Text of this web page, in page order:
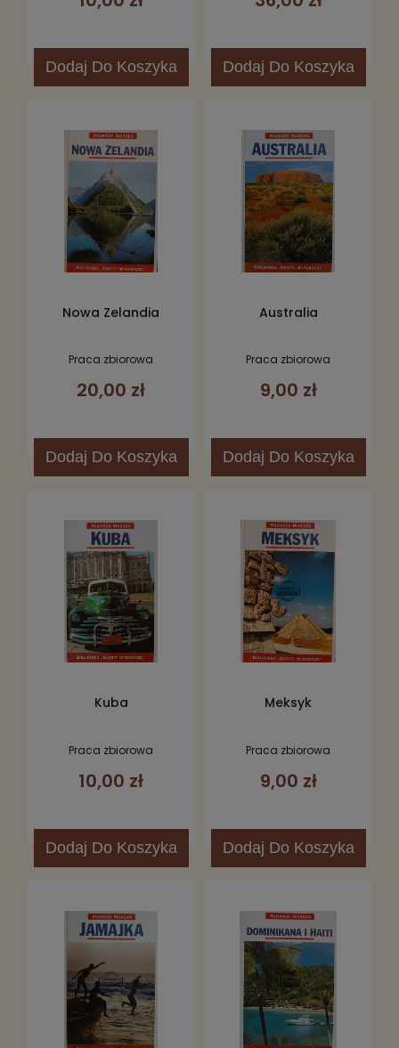
Dodaj Do Koszyka Dodaj Do Koszyka
Nowa Zelandia
Praca zbiorowa
20,00 zł
Dodaj Do Koszyka
Australia
Praca zbiorowa
9,00 zł
Dodaj Do Koszyka
Kuba
Praca zbiorowa
10,00 zł
Dodaj Do Koszyka
Meksyk
Praca zbiorowa
9,00 zł
Dodaj Do Koszyka